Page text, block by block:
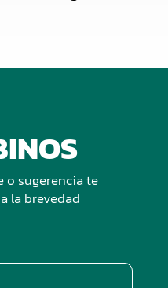
o sugerencia te
la brevedad